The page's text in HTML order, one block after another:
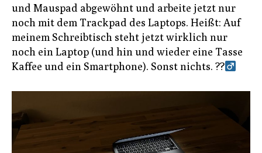
und Mauspad abgewöhnt und arbeite jetzt nur
noch mit dem Trackpad des Laptops. Heißt: Auf
meinem Schreibtisch steht jetzt wirklich nur
noch ein Laptop (und hin und wieder eine Tasse
Kaffee und ein Smartphone). Sonst nichts. ??‍